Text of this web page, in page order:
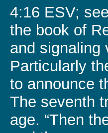
4:16 ESV;
the book of
and signaling
Particularly
to announce
The seventh
age. “Then